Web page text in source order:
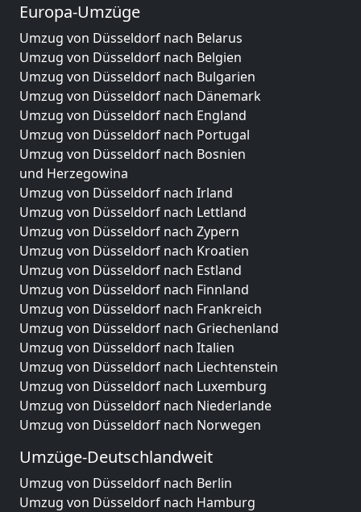
Europa-Umzüge
Umzug von Düsseldorf nach Belarus
Umzug von Düsseldorf nach Belgien
Umzug von Düsseldorf nach Bulgarien
Umzug von Düsseldorf nach Dänemark
Umzug von Düsseldorf nach England
Umzug von Düsseldorf nach Portugal
Umzug von Düsseldorf nach Bosnien
und Herzegowina
Umzug von Düsseldorf nach Irland
Umzug von Düsseldorf nach Lettland
Umzug von Düsseldorf nach Zypern
Umzug von Düsseldorf nach Kroatien
Umzug von Düsseldorf nach Estland
Umzug von Düsseldorf nach Finnland
Umzug von Düsseldorf nach Frankreich
Umzug von Düsseldorf nach Griechenland
Umzug von Düsseldorf nach Italien
Umzug von Düsseldorf nach Liechtenstein
Umzug von Düsseldorf nach Luxemburg
Umzug von Düsseldorf nach Niederlande
Umzug von Düsseldorf nach Norwegen
Umzüge-Deutschlandweit
Umzug von Düsseldorf nach Berlin
Umzug von Düsseldorf nach Hamburg